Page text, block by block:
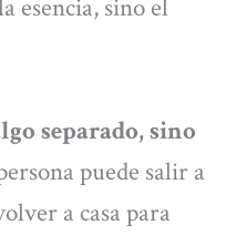
esencia, sino el
separado, sino
puede salir a
a casa para